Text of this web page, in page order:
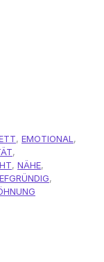
, EMOTIONAL ,
,
, NÄHE,
,